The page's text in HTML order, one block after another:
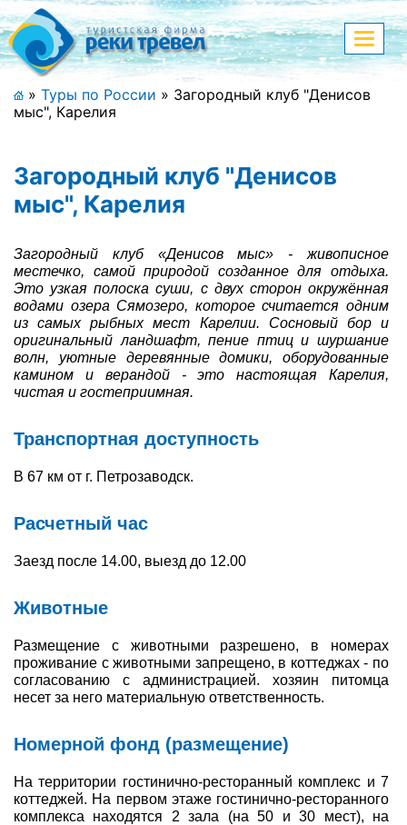
Меню
+7 (911) 182-44-68
Адрес офиса, контакты
Полная версия сайта
Главная
Спецпредложения
Праздничные туры
Страны и направления
Поиск тура
Туры по России
Автобусные туры
Круизы
Туры на пароме
Авиабилеты
Туристическая страховка
Услуги
Отзывы
меню
» Туры по России » Загородный клуб "Денисов
мыс", Карелия
Загородный клуб "Денисов
мыс", Карелия
Загородный клуб «Денисов мыс» - живописное
местечко, самой природой созданное для отдыха.
Это узкая полоска суши, с двух сторон окружённая
водами озера Сямозеро, которое считается одним
из самых рыбных мест Карелии. Сосновый бор и
оригинальный ландшафт, пение птиц и шуршание
волн, уютные деревянные домики, оборудованные
камином и верандой - это настоящая Карелия,
чистая и гостеприимная.
Транспортная доступность
В 67 км от г. Петрозаводск.
Расчетный час
Заезд после 14.00, выезд до 12.00
Животные
Размещение с животными разрешено, в номерах
проживание с животными запрещено, в коттеджах - по
согласованию с администрацией. хозяин питомца
несет за него материальную ответственность.
Номерной фонд (размещение)
На территории гостинично-ресторанный комплекс и 7
коттеджей. На первом этаже гостинично-ресторанного
комплекса находятся 2 зала (на 50 и 30 мест), на